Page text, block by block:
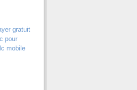
gratuit
pour
mobile